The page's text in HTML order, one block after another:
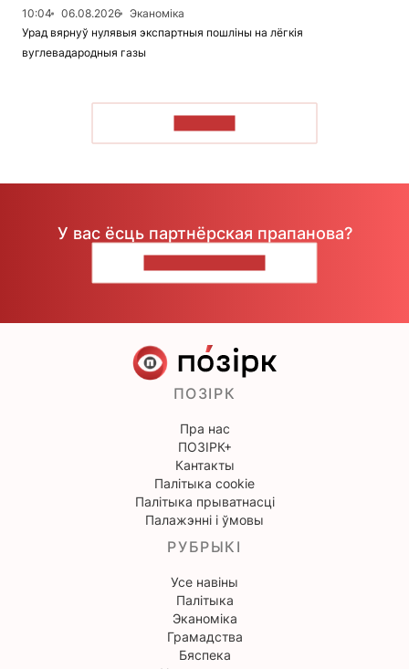
10:04
06.08.2026
Эканоміка
Урад вярнуў нулявыя экспартныя пошліны на лёгкія
вуглевадародныя газы
У вас ёсць партнёрская прапанова?
ПОЗІРК
Пра нас
ПОЗІРК+
Кантакты
Палітыка cookie
Палітыка прыватнасці
Палажэнні і ўмовы
РУБРЫКІ
Усе навіны
Палітыка
Эканоміка
Грамадства
Бяспека